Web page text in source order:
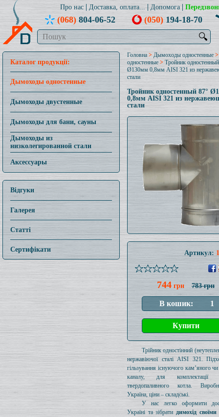
Про нас Доставка, оплата... Допомога
(068)804-06-52 (050)194-18-70
🔍
Каталог продукції:
Дымоходы одностенные
Дымоходы двустенные
Дымоходы для бани, сауны
Дымоходы из
низколегированной стали
Аксессуары
Відгуки
Галерея
Статті
Сертифікати
Головна > Дымоходы одностенные
одностенные >Тройник
Ø130мм 0,8мм AISI 321 из
стали
Тройник одностенный 87°
0,8мм AISI 321 из
стали
Артикул:
744 грн 783 грн
Трійник одностінний
нержавіючої сталі AISI 321.
гільзування існуючого кам’яного
каналу, для комплектації
твердопаливного котла.
Україна, ціни – складські.
У нас легко оформити
Україні та зібратидимохід